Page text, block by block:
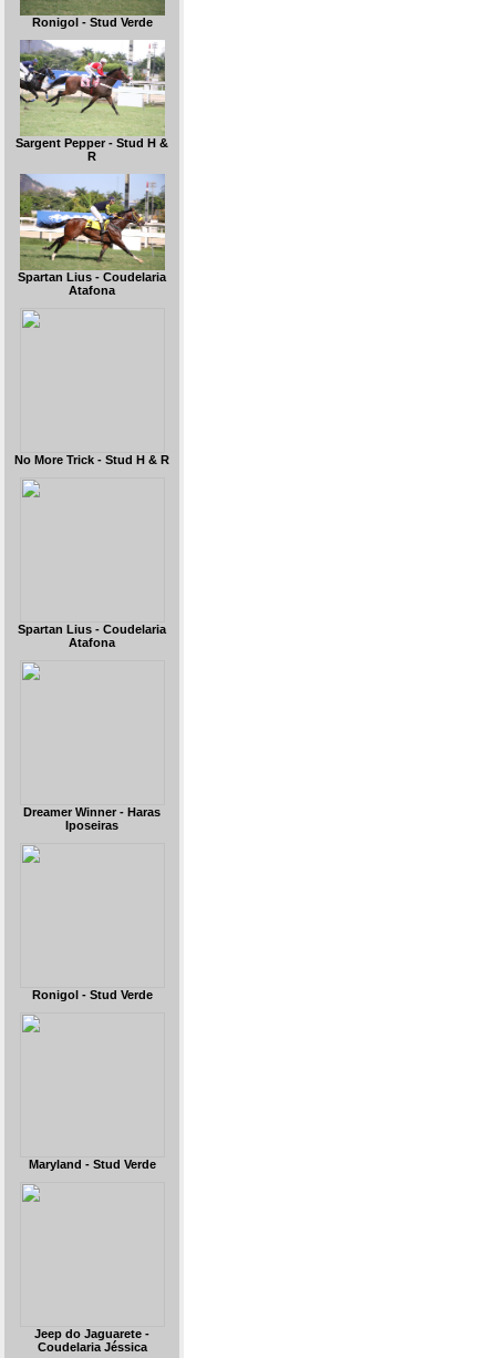
Ronigol - Stud Verde
Sargent Pepper - Stud H &
R
Spartan Lius - Coudelaria
Atafona
No More Trick - Stud H & R
Spartan Lius - Coudelaria
Atafona
Dreamer Winner - Haras
Iposeiras
Ronigol - Stud Verde
Maryland - Stud Verde
Jeep do Jaguarete -
Coudelaria Jéssica